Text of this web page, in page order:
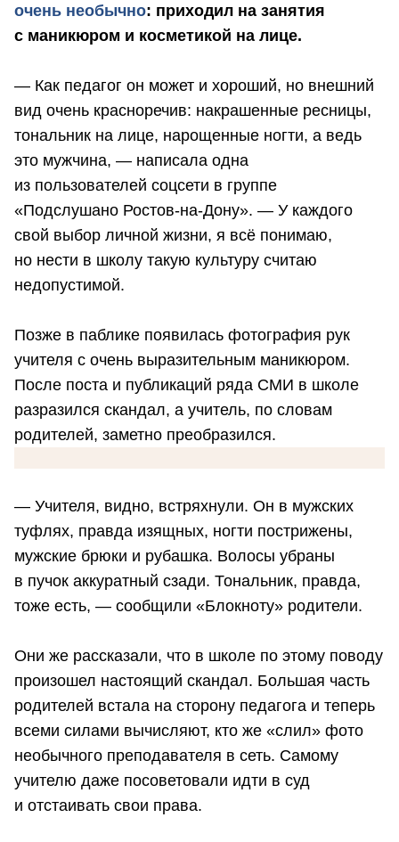
очень необычно: приходил на занятия
с маникюром и косметикой на лице.
— Как педагог он может и хороший, но внешний
вид очень красноречив: накрашенные ресницы,
тональник на лице, нарощенные ногти, а ведь
это мужчина, — написала одна
из пользователей соцсети в группе
«Подслушано Ростов-на-Дону». — У каждого
свой выбор личной жизни, я всё понимаю,
но нести в школу такую культуру считаю
недопустимой.
Позже в паблике появилась фотография рук
учителя с очень выразительным маникюром.
После поста и публикаций ряда СМИ в школе
разразился скандал, а учитель, по словам
родителей, заметно преобразился.
— Учителя, видно, встряхнули. Он в мужских
туфлях, правда изящных, ногти пострижены,
мужские брюки и рубашка. Волосы убраны
в пучок аккуратный сзади. Тональник, правда,
тоже есть, — сообщили «Блокноту» родители.
Они же рассказали, что в школе по этому поводу
произошел настоящий скандал. Большая часть
родителей встала на сторону педагога и теперь
всеми силами вычисляют, кто же «слил» фото
необычного преподавателя в сеть. Самому
учителю даже посоветовали идти в суд
и отстаивать свои права.